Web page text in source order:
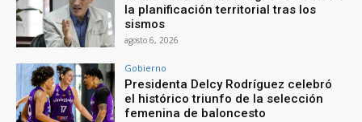
la planificación territorial tras los
sismos
agosto 6, 2026
Gobierno
Presidenta Delcy Rodríguez celebró
el histórico triunfo de la selección
femenina de baloncesto